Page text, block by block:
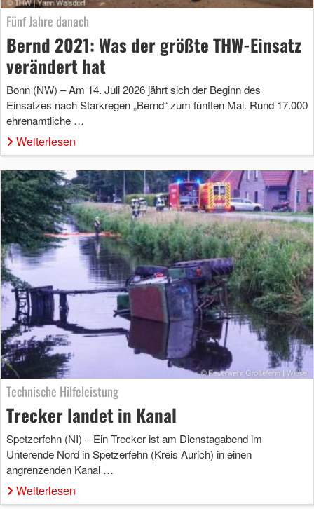
Fünf Jahre danach
Bernd 2021: Was der größte THW-Einsatz
verändert hat
Bonn (NW) – Am 14. Juli 2026 jährt sich der Beginn des
Einsatzes nach Starkregen „Bernd“ zum fünften Mal. Rund 17.000
ehrenamtliche …
Weiterlesen
Technische Hilfeleistung
Trecker landet in Kanal
Spetzerfehn (NI) – Ein Trecker ist am Dienstagabend im
Unterende Nord in Spetzerfehn (Kreis Aurich) in einen
angrenzenden Kanal …
Weiterlesen